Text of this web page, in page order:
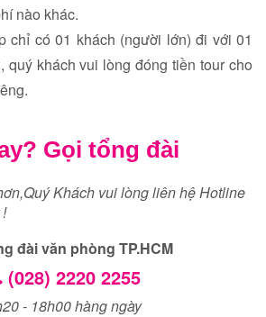
nào khác.
chỉ có 01 khách (người lớn) đi với 01
quý khách vui lòng đóng tiền tour cho
Gọi tổng đài
Khách vui lòng liên hệ Hotline
đài văn phòng TP.HCM
(028) 2220 2255
- 18h00 hàng ngày